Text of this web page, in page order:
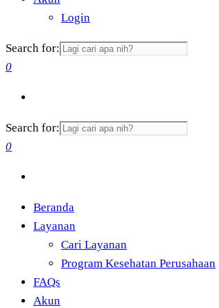
Login
Search for:
0
Search for:
0
Beranda
Layanan
Cari Layanan
Program Kesehatan Perusahaan
FAQs
Akun